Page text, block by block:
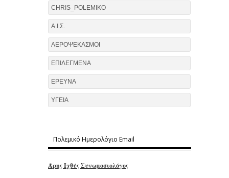
CHRIS_POLEMIKO
Α.Ι.Σ.
ΑΕΡΟΨΕΚΑΣΜΟΙ
ΕΠΙΛΕΓΜΕΝΑ
ΕΡΕΥΝΑ
ΥΓΕΙΑ
Πολεμικό Ημερολόγιο Email
Άρης Ιχθύς Συνωμοσιολόγος